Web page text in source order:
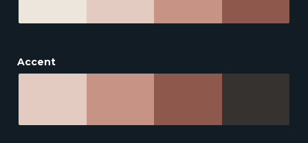
Accent